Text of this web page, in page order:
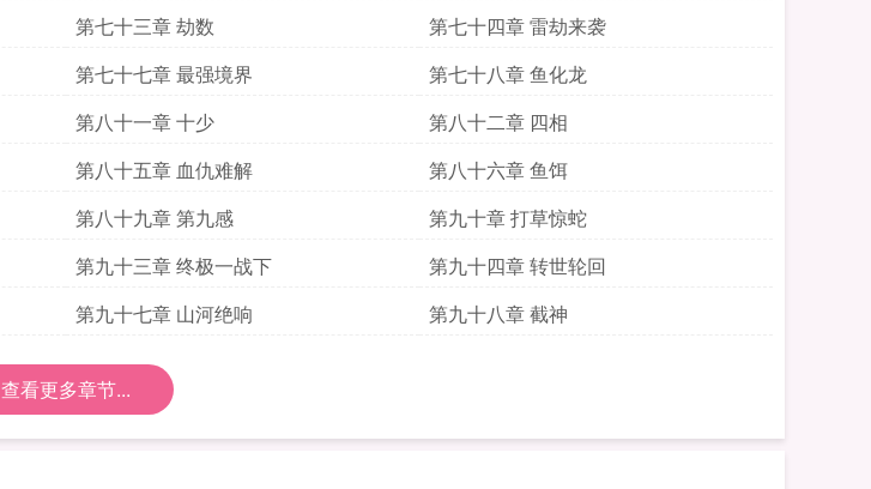
第七十三章 劫数
第七十四章 雷劫来袭
第七十七章 最强境界
第七十八章 鱼化龙
第八十一章 十少
第八十二章 四相
第八十五章 血仇难解
第八十六章 鱼饵
第八十九章 第九感
第九十章 打草惊蛇
第九十三章 终极一战下
第九十四章 转世轮回
第九十七章 山河绝响 第九十八章 截神
查看更多章节...